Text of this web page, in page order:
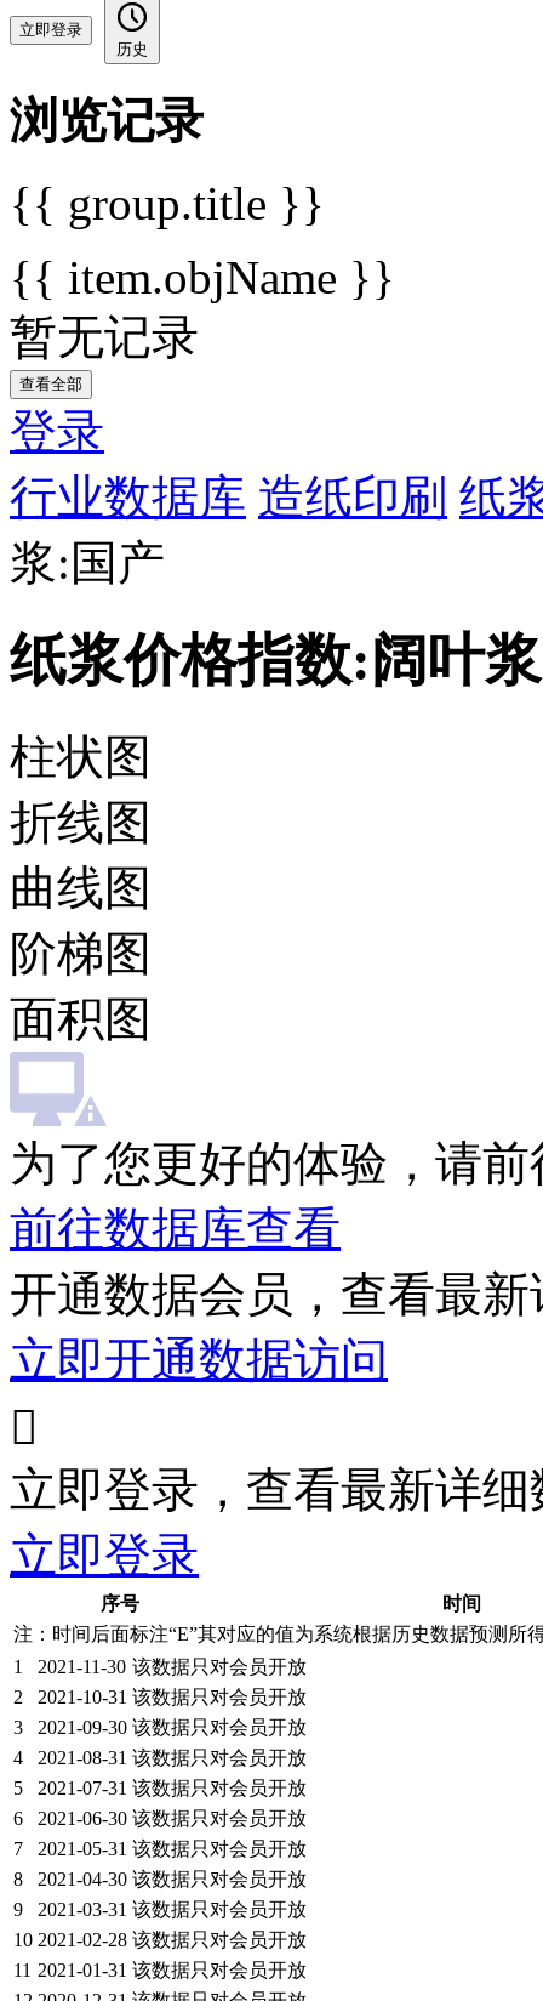
立即登录
历史
浏览记录
{{ group.title }}
{{ item.objName }}
暂无记录
查看全部
登录
行业数据库 造纸印刷 纸
浆:国产
纸浆价格指数:阔叶
柱状图
折线图
曲线图
阶梯图
面积图
为了您更好的体验，请
前往数据库查看
开通数据会员，查看最
立即开通数据访问

立即登录，查看最新详细
立即登录
序号
时间
注：时间后面标注“E”其对应的值为系统根据历史数据预测所
1
2021-11-30 该数据只对会员开放
2
2021-10-31 该数据只对会员开放
3
2021-09-30 该数据只对会员开放
4
2021-08-31 该数据只对会员开放
5
2021-07-31 该数据只对会员开放
6
2021-06-30 该数据只对会员开放
7
2021-05-31 该数据只对会员开放
8
2021-04-30 该数据只对会员开放
9
2021-03-31 该数据只对会员开放
10 2021-02-28 该数据只对会员开放
11 2021-01-31 该数据只对会员开放